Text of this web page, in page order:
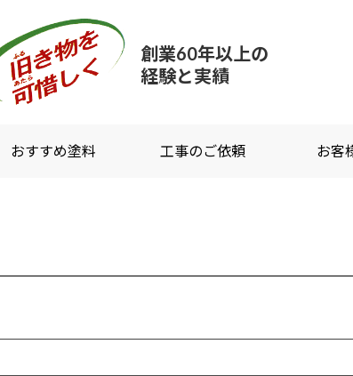
創業60年以上の
経験と実績
おすすめ塗料 工事のご依頼 お客